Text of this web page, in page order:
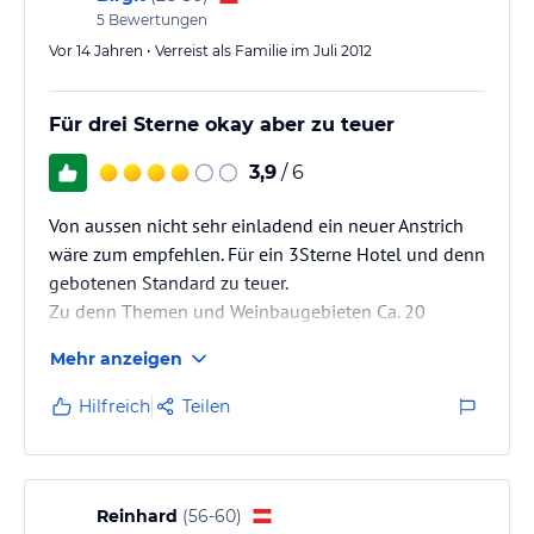
Mehrzweckhalle und angeschlossenen Tennishalle. Ganzjähriges
Fußballtraining & -spiel auf dem Kunstrasenplatz möglich.
Sauna, Dampfbad, Ruhebereich
Sonstige Einrichtungen und Services
Tennis, Squash, Badminton, Volleyball, Basketball in der
Fußballtraining & -spiel auf dem Kunstrasenplatz möglich.
Anschließend dazu auch ein Naturrasenplatz (nach Witterung),
Sauna, Dampfbad, Ruhebereich
Allgemeine und unverbindliche
Hoteliers-/Veranstalter-/Kataloginformationen. Alle Angaben
ohne Gewähr und ohne Prüfung durch HolidayCheck. Bitte
lies vor der Buchung die verbindlichen
des
jeweiligen Veranstalters.
5 Bewertungen
Vor 14 Jahren • Verreist als Familie im Juli 2012
Für drei Sterne okay aber zu teuer
3,9 / 6
Von aussen nicht sehr einladend ein neuer Anstrich
wäre zum empfehlen. Für ein 3Sterne Hotel und denn
gebotenen Standard zu teuer.
Zu denn Themen und Weinbaugebieten Ca. 20
1Stunde aber sehr empfehlenswert
Mehr anzeigen
Hilfreich Teilen
Reinhard (56-60)